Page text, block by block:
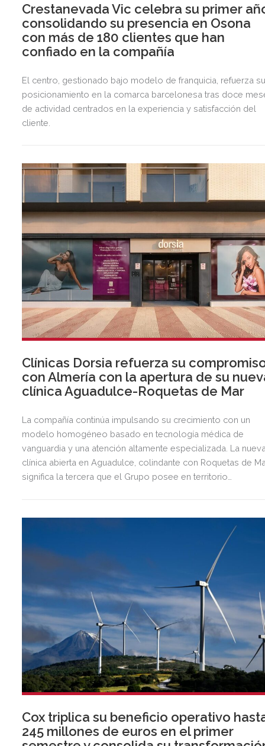
Crestanevada Vic celebra su primer
consolidando su presencia en Osona
con más de 180 clientes que han
confiado en la compañía
El centro, gestionado bajo modelo de franquicia, refuerza
posicionamiento en la comarca barcelonesa tras doce
de actividad centrados en la experiencia y satisfacción del
cliente.
Clínicas Dorsia refuerza su
con Almería con la apertura de su
clínica Aguadulce-Roquetas de Mar
La compañía continúa impulsando su crecimiento con un
modelo homogéneo basado en tecnología médica de
vanguardia y una atención altamente especializada. La
clínica abierta en Aguadulce, colindante con Roquetas de
significa la tercera que el Grupo posee en territorio
Cox triplica su beneficio operativo
245 millones de euros en el primer